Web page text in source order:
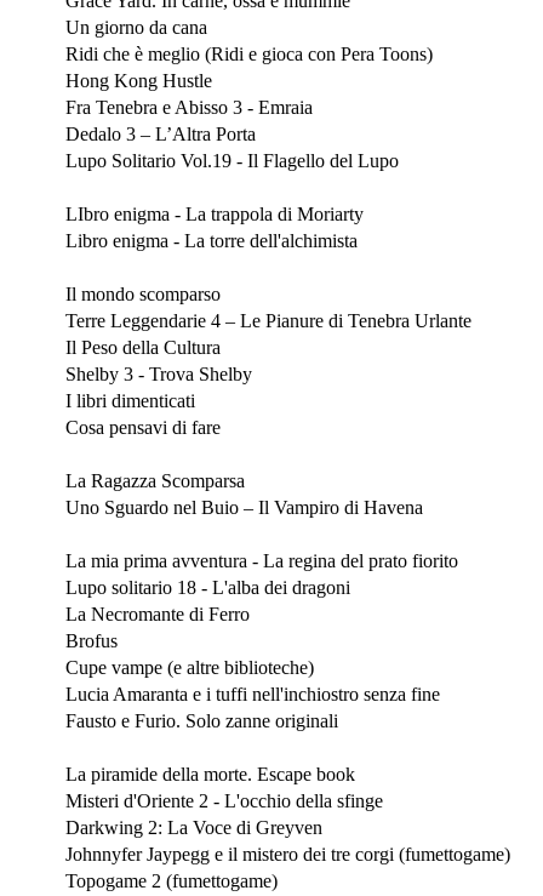
Un giorno da cana
Ridi che è meglio (Ridi e gioca con Pera Toons)
Hong Kong Hustle
Fra Tenebra e Abisso 3 - Emraia
Dedalo 3 – L’Altra Porta
Lupo Solitario Vol.19 - Il Flagello del Lupo
LIbro enigma - La trappola di Moriarty
Libro enigma - La torre dell'alchimista
Il mondo scomparso
Terre Leggendarie 4 – Le Pianure di Tenebra Urlante
Il Peso della Cultura
Shelby 3 - Trova Shelby
I libri dimenticati
Cosa pensavi di fare
La Ragazza Scomparsa
Uno Sguardo nel Buio – Il Vampiro di Havena
La mia prima avventura - La regina del prato fiorito
Lupo solitario 18 - L'alba dei dragoni
La Necromante di Ferro
Brofus
Cupe vampe (e altre biblioteche)
Lucia Amaranta e i tuffi nell'inchiostro senza fine
Fausto e Furio. Solo zanne originali
La piramide della morte. Escape book
Misteri d'Oriente 2 - L'occhio della sfinge
Darkwing 2: La Voce di Greyven
Johnnyfer Jaypegg e il mistero dei tre corgi (fumettogame)
Topogame 2 (fumettogame)